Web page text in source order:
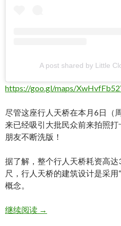
A post shared by Little
https://goo.gl/maps/
尽管这座行人天桥在本月6日（
来已经吸引大批民众前来拍照
朋友不断洗版！
据了解，整个行人天桥耗资高
尺，行人天桥的建筑设计是采用
概念。
继续阅读2020吉隆坡最夯拍照打
→